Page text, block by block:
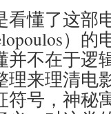
看懂了这部
）
并不在于逻
理来理清电
符号，神秘